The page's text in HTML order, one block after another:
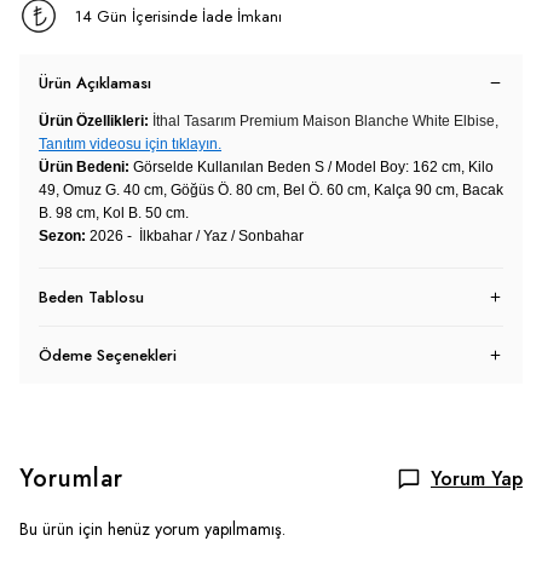
14 Gün İçerisinde İade İmkanı
Ürün Açıklaması
Ürün Özellikleri: İthal Tasarım Premium Maison Blanche White Elbise,
Tanıtım videosu için tıklayın.
Ürün Bedeni: Görselde Kullanılan Beden S / Model Boy: 162 cm, Kilo
49, Omuz G. 40 cm, Göğüs Ö. 80 cm, Bel Ö. 60 cm, Kalça 90 cm, Bacak
B. 98 cm, Kol B. 50 cm.
Sezon: 2026 - İlkbahar / Yaz / Sonbahar
Beden Tablosu
Ödeme Seçenekleri
Yorumlar Yorum Yap
Bu ürün için henüz yorum yapılmamış.